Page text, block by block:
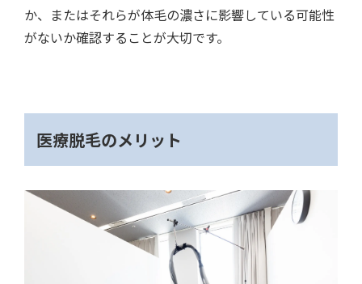
か、またはそれらが体毛の濃さに影響している可能性
がないか確認することが大切です。
医療脱毛のメリット